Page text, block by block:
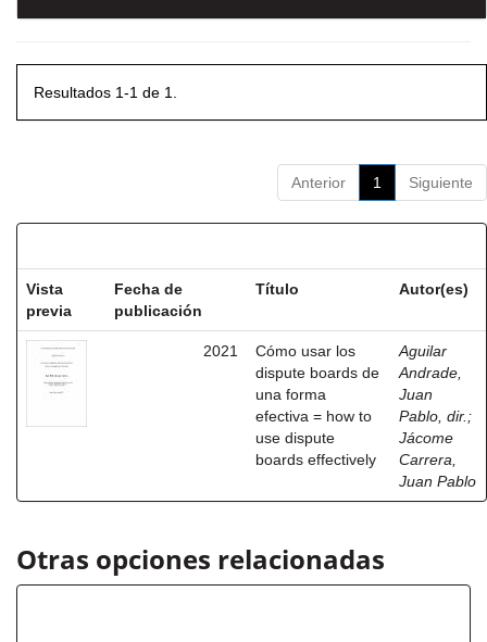
Resultados 1-1 de 1.
Anterior 1 Siguiente
Vista
previa
Fecha de
publicación
Título Autor(es)
2021
Cómo usar los
dispute boards de
una forma
efectiva = how to
use dispute
boards effectively
Aguilar
Andrade,
Juan
Pablo, dir. ;
Jácome
Carrera,
Juan Pablo
Otras opciones relacionadas